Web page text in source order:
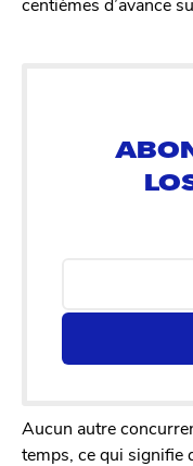
Aucun autre
temps, ce qui signifie